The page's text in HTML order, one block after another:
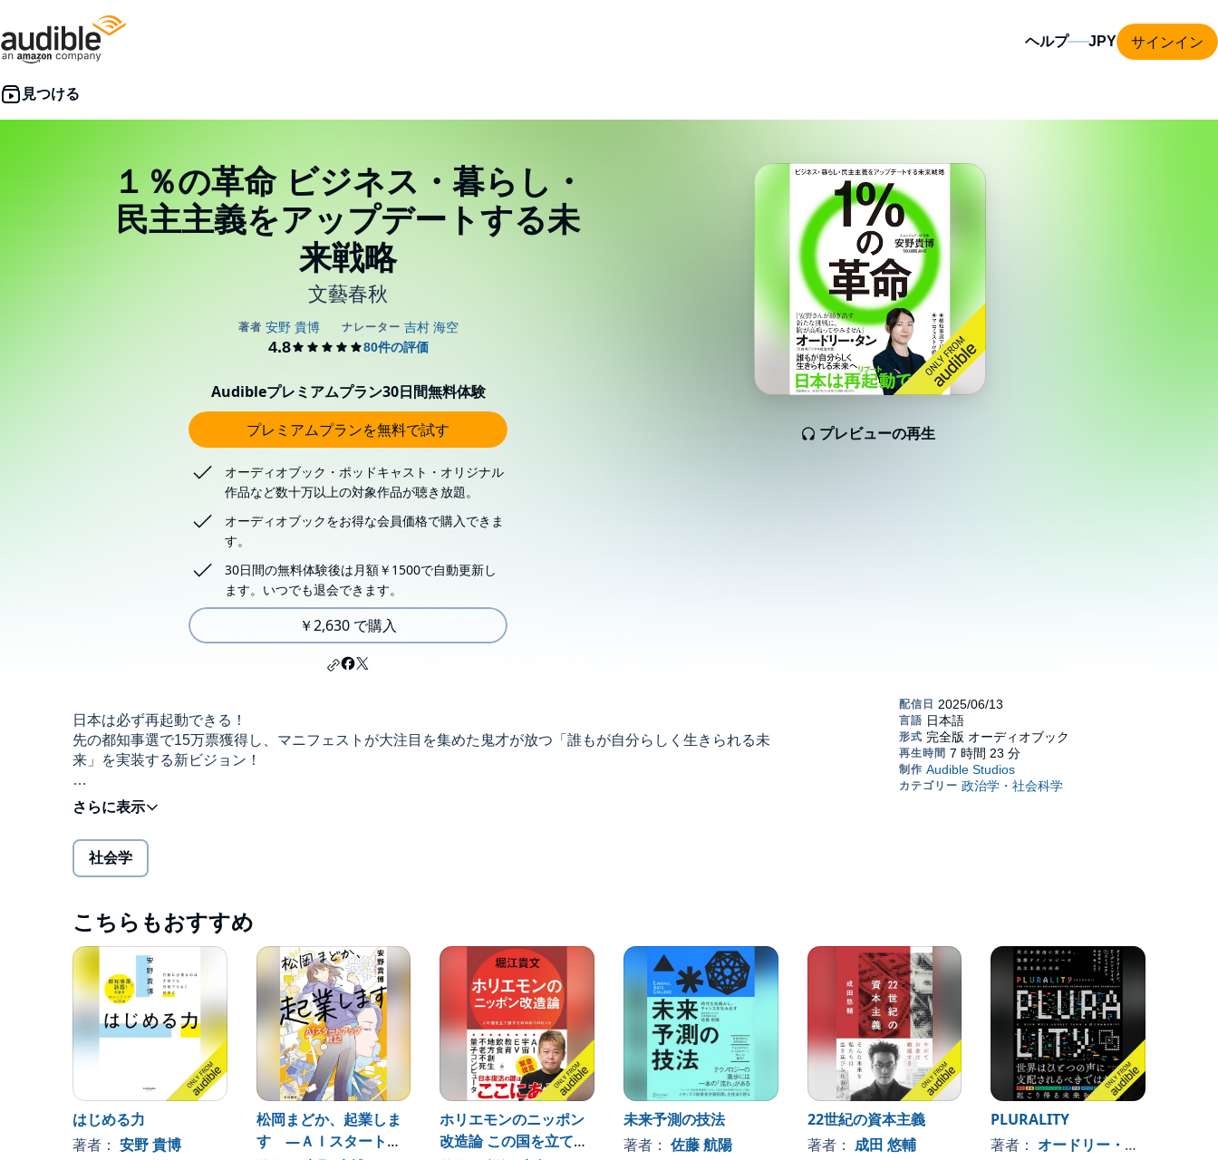
ヘルプ サインイン
１％の革命 ビジネス・暮らし・
民主主義をアップデートする未
来戦略
文藝春秋
プレビューの再生
Audibleプレミアムプラン30日間無料体験
プレミアムプランを無料で試す
オーディオブック・ポッドキャスト・オリジナル
作品など数十万以上の対象作品が聴き放題。
オーディオブックをお得な会員価格で購入できま
す。
30日間の無料体験後は月額￥1500で自動更新し
ます。いつでも退会できます。
￥2,630 で購入
日本は必ず再起動できる！
先の都知事選で15万票獲得し、マニフェストが大注目を集めた鬼才が放つ「誰もが自分らしく生きられる未
来」を実装する新ビジョン！
安野さんの先見性に満ちた本書は、テクノロジーが多様な声を呼び寄せ、共に紡ぐ未来を鮮やかな光として
映し出します。民意をすくい上げ、鏡のごとく映し返すその試みは、多元的な共創の道しるべとなり、私の
理想と深く呼応します。安野さんが紡ぎ出す新たな挑戦に、胸が高鳴ってやみません。
ーーオードリー・タン（元台湾デジタル担当大臣）
本。
・AI を起爆剤にして、東京をアップデート
・日本の課題解決と新市場開拓を同時に実現
・子どもの特性に応じた多様な学びをつくる次世代教育
・AI を活用した ブロードリスニングで市民の声を可視化
・行政の透明性を高める新しい「意思決定の仕組み」
・超速でデジタル民主主義を実装した「チーム安野」の作り方...etc.
本書のタイトル『１％の革命』には、「１％の新しいことにチャレンジする人々」が世界を変える、という
私なりの改革への思いを込めています。歴史を振り返ってみても、最初の１％のイノベーティブなアイディ
アと行動が、その他99％の人々の暮らしや仕事に大変化をもたらしてきました。
©2025 安野 貴博／文藝春秋 (P)2025 Audible, Inc.
社会学
こちらもおすすめ
はじめる力
著者： 安野 貴博
松岡まどか、起業しま
す ―ＡＩスタートア
ホリエモンのニッポン
改造論 この国を立て直
未来予測の技法
著者： 佐藤 航陽
22世紀の資本主義
著者： 成田 悠輔
PLURALITY
著者： オードリー・タン (著)